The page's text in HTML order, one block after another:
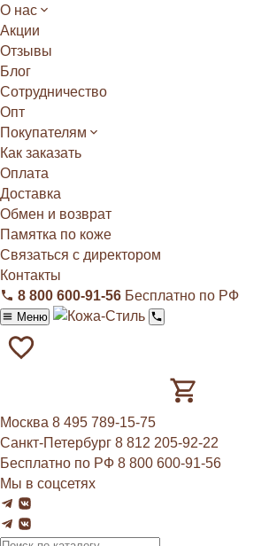
О нас
Акции
Отзывы
Блог
Сотрудничество
Опт
Покупателям
Как заказать
Оплата
Доставка
Обмен и возврат
Памятка по коже
Связаться с директором
Контакты
8 800 600‑91‑56 Бесплатно по РФ
Меню
Москва 8 495 789‑15‑75
Санкт-Петербург 8 812 205‑92‑22
Бесплатно по РФ 8 800 600‑91‑56
Мы в соцсетях